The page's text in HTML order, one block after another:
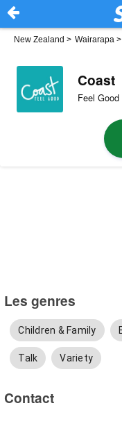
New Zealand > Wairarapa >
Coast
Feel Good
Les genres
Children & Family
Talk Variety
Contact